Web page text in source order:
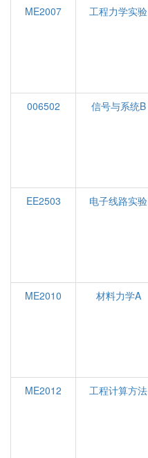
ME2007
工程力学实验
006502
信号与系统B
EE2503
电子线路实验
ME2010
材料力学A
ME2012
工程计算方法